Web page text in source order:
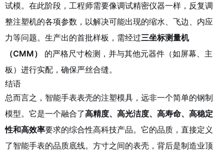
试模。在此阶段，工程师需要像调试精密仪器一样，反复调
整注塑机的各项参数，以解决可能出现的缩水、飞边、内应
力等问题。生产出的首批样板，需经过三坐标测量机
（CMM）
的严格尺寸检测，并与其他元器件（如屏幕、主
板）进行实配，确保严丝合缝。
结语
总而言之，智能手表表壳的注塑模具，远非一个简单的钢制
模型。它是一个融合了高精度、高光洁度、高寿命、高稳定
性和高效率要求的综合性高科技产品。它的品质，直接定义
了智能手表的品质底线。方寸之间的表壳，背后是制造业顶